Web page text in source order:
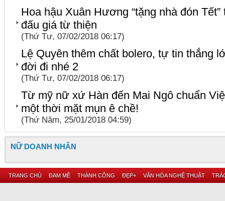
Hoa hậu Xuân Hương “tặng nhà đón
đấu giá từ thiện
(Thứ Tư, 07/02/2018 06:17)
Lệ Quyên thêm chất bolero, tự tin thắng
đời đi nhé 2
(Thứ Tư, 07/02/2018 06:17)
Từ mỹ nữ xứ Hàn đến Mai Ngô chuẩn
một thời mặt mụn ê chề!
(Thứ Năm, 25/01/2018 04:59)
NỮ DOANH NHÂN
TRANG CHỦ ĐAM MÊ THÀNH CÔNG ĐẸP+ VĂN HÓA NGHỆ THUẬT